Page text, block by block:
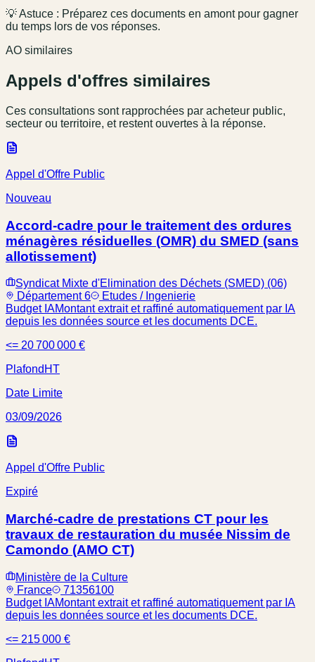
💡 Astuce : Préparez ces documents en amont pour gagner
du temps lors de vos réponses.
AO similaires
Appels d'offres similaires
Ces consultations sont rapprochées par acheteur public,
secteur ou territoire, et restent ouvertes à la réponse.
Appel d'Offre Public
Nouveau
Accord-cadre pour le traitement des ordures
ménagères résiduelles (OMR) du SMED (sans
allotissement)
Syndicat Mixte d'Elimination des Déchets (SMED) (06)
Département 6
Etudes / Ingenierie
Budget IAMontant extrait et raffiné automatiquement par IA
depuis les données source et les documents DCE.
<= 20 700 000 €
Plafond HT
Date Limite
03/09/2026
Appel d'Offre Public
Expiré
Marché-cadre de prestations CT pour les
travaux de restauration du musée Nissim de
Camondo (AMO CT)
Ministère de la Culture
France
71356100
Budget IAMontant extrait et raffiné automatiquement par IA
depuis les données source et les documents DCE.
<= 215 000 €